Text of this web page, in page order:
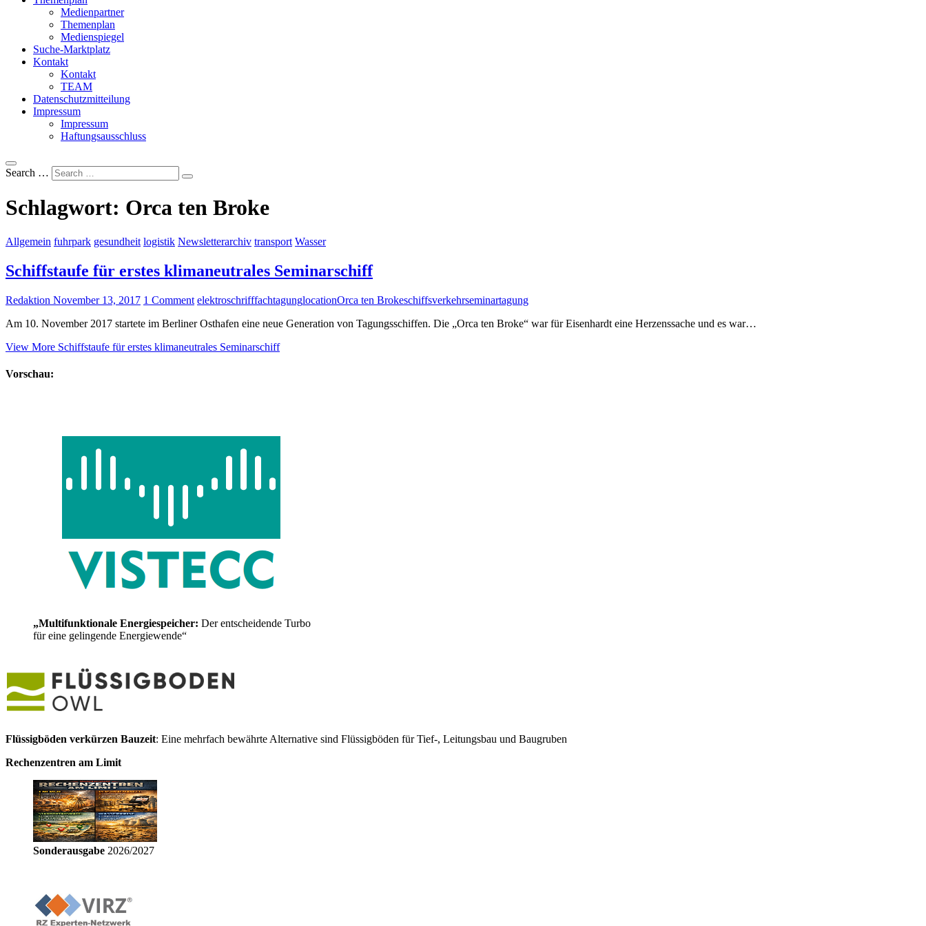
Medienpartner
Themenplan
Medienspiegel
Suche-Marktplatz
Kontakt
Kontakt
TEAM
Datenschutzmitteilung
Impressum
Impressum
Haftungsausschluss
Search …
Schlagwort: Orca ten Broke
Allgemein fuhrpark gesundheit logistik Newsletterarchiv transport Wasser
Schiffstaufe für erstes klimaneutrales Seminarschiff
Redaktion November 13, 2017 1 Comment elektroschrifffachtagunglocationOrca ten Brokeschiffsverkehrseminartagung
Am 10. November 2017 startete im Berliner Osthafen eine neue Generation von Tagungsschiffen. Die „Orca ten Broke“ war für Eisenhardt eine Herzenssache und es war…
View More Schiffstaufe für erstes klimaneutrales Seminarschiff
Vorschau:
„Multifunktionale Energiespeicher: Der entscheidende Turbo
für eine gelingende Energiewende“
Flüssigböden verkürzen Bauzeit: Eine mehrfach bewährte Alternative sind Flüssigböden für Tief-, Leitungsbau und Baugruben
Rechenzentren am Limit
Sonderausgabe 2026/2027